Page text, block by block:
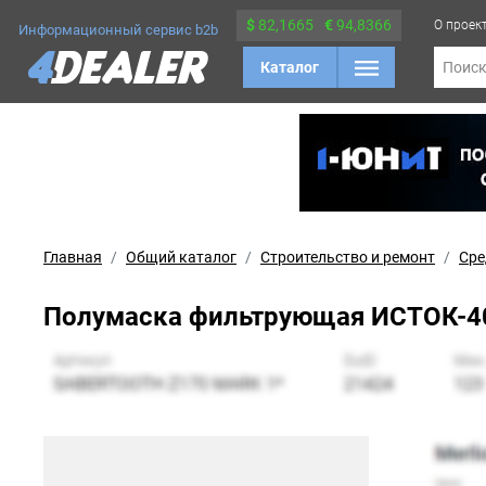
Информационный сервис b2b $ 82,1665 €94,8366
Каталог
О
Поиск
Главная Общий каталог Строительство и ремонт
Полумаска фильтрующая ИСТОК-